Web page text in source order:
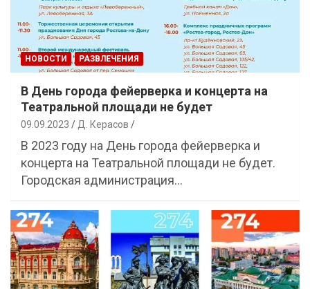
НОВОСТИ РАЗВЛЕЧЕНИЯ
В День города фейерверка и концерта на
Театральной площади не будет
09.09.2023 Д. Керасов
В 2023 году на День города фейерверка и
концерта на Театральной площади не будет.
Городская администрация…